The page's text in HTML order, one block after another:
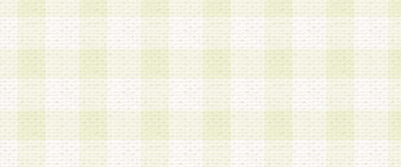
a.既に登録されている会員と同一のメールアドレ
録する場合
b.本サービスと同様のサービスを提供している企
業に従事していると思われる本人またはその家族
場合
c.その他当社が不適切と判断する場合